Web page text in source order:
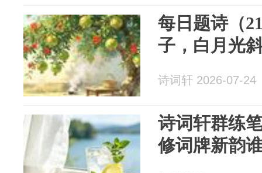
每日题诗（
子，白月光
诗词轩 2026-07-24
诗词轩群练
修词牌新韵